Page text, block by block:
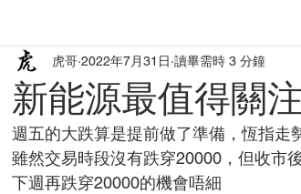
新能源最值得關
虎哥 2022年7月31日 讀畢需時 3 分鐘
週五的大跌算是提前做了準備，恆指走
雖然交易時段沒有跌穿20000，但收市
下週再跌穿20000的機會唔細